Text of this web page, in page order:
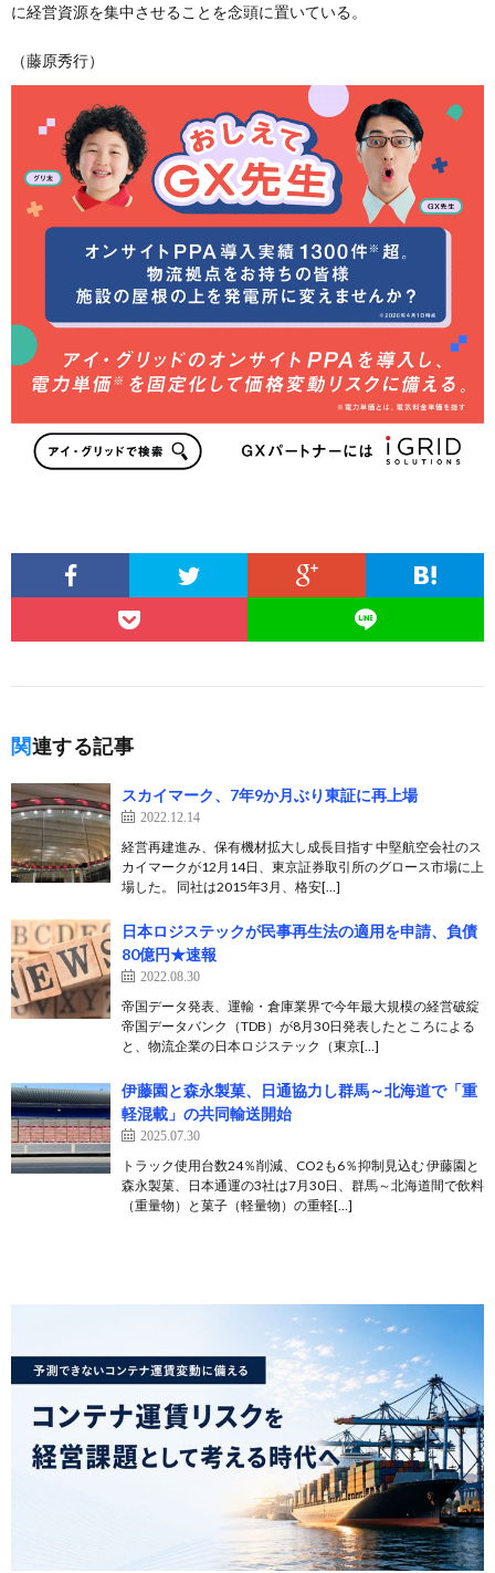
に経営資源を集中させることを念頭に置いている。
（藤原秀行）
関連する記事
スカイマーク、7年9か月ぶり東証に再上場
2022.12.14
経営再建進み、保有機材拡大し成長目指す 中堅航空会社のス
カイマークが12月14日、東京証券取引所のグロース市場に上
場した。 同社は2015年3月、格安[…]
日本ロジステックが民事再生法の適用を申請、負債
80億円★速報
2022.08.30
帝国データ発表、運輸・倉庫業界で今年最大規模の経営破綻
帝国データバンク（TDB）が8月30日発表したところによる
と、物流企業の日本ロジステック（東京[…]
伊藤園と森永製菓、日通協力し群馬～北海道で「重
軽混載」の共同輸送開始
2025.07.30
トラック使用台数24％削減、CO2も6％抑制見込む 伊藤園と
森永製菓、日本通運の3社は7月30日、群馬～北海道間で飲料
（重量物）と菓子（軽量物）の重軽[…]